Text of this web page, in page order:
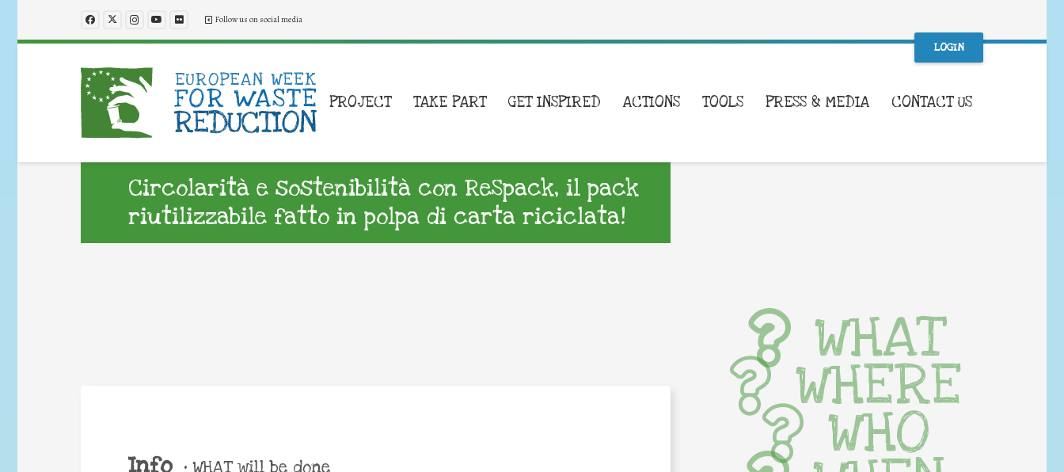
Follow us on social media
LOGIN
PROJECT TAKE PART GET INSPIRED ACTIONS TOOLS PRESS & MEDIA CONTACT US
Circolarità e sostenibilità con ReSpack, il pack
riutilizzabile fatto in polpa di carta riciclata!
Info • WHAT will be done
WHAT
WHERE
WHO